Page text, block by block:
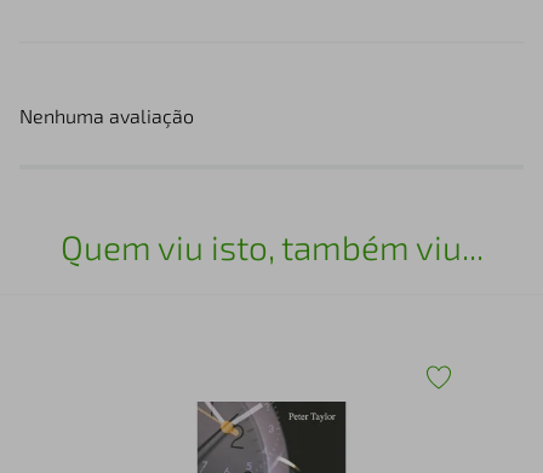
Nenhuma avaliação
Quem viu isto, também viu...